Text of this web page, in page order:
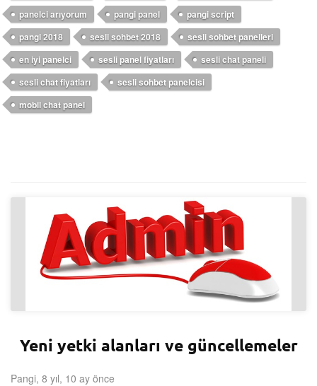
panelci arıyorum pangi panel
pangi script
pangi 2018
sesli sohbet 2018
sesli sohbet panelleri
en iyi panelci
sesli panel fiyatları
sesli chat paneli
sesli chat fiyatları
sesli sohbet panelcisi
mobil chat panel
Yeni yetki alanları ve güncellemeler
Pangi, 8 yıl, 10 ay önce